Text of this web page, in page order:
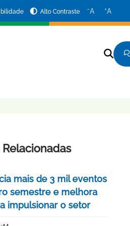
Alto Contraste −A +A
mais de 3 mil eventos
semestre e melhora
impulsionar o setor